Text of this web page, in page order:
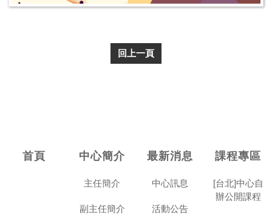
回上一頁
首頁 中心簡介
主任簡介
副主任簡介
最新消息
中心訊息
活動公告
課程專區
[台北]中心自
辦公開課程